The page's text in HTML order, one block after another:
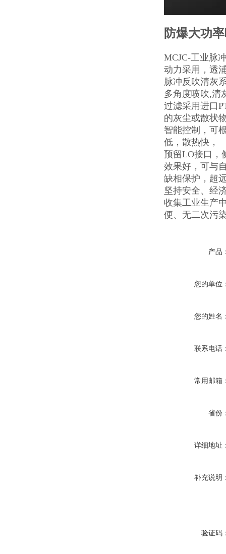
防爆大功
MCJC-工业脉
动力采用，透
脉冲反吹清灰
多角度喷吹,清
过滤采用进口
的灰尘或散状
智能控制，可
低，散热快，
预留LO接口，
效果好，可与
缺相保护，超
坚持安全、经
收集工业生产
便、无二次污
产品
您的单位
您的姓名
联系电话
常用邮箱
省份
详细地址
补充说明
验证码